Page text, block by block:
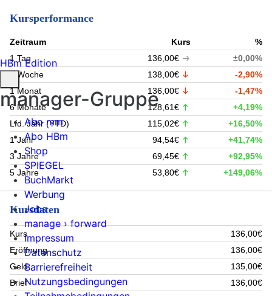
Kursperformance
Zeitraum Kurs
%
1 Tag
136,00€
±0,00%
1 Woche
138,00€
-2,90%
1 Monat
136,00€
-1,47%
6 Monate
128,61€
+4,19%
Lfd. Jahr (YTD)
115,02€
+16,50%
1 Jahr
94,54€
+41,74%
3 Jahre
69,45€
+92,95%
5 Jahre
53,80€ +149,06%
Kursdaten
Kurs
136,00€
Eröffnung
136,00€
Geld
135,00€
Brief
136,00€
HBm Edition
manager-Gruppe
Abo mm
Abo HBm
Shop
SPIEGEL
BuchMarkt
Werbung
Jobs
manage › forward
Impressum
Datenschutz
Barrierefreiheit
Nutzungsbedingungen